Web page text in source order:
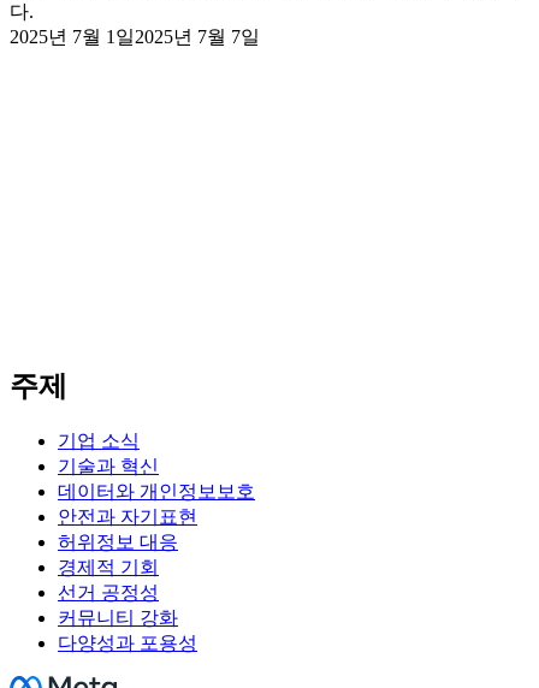
다.
2025년 7월 1일2025년 7월 7일
주제
기업 소식
기술과 혁신
데이터와 개인정보보호
안전과 자기표현
허위정보 대응
경제적 기회
선거 공정성
커뮤니티 강화
다양성과 포용성